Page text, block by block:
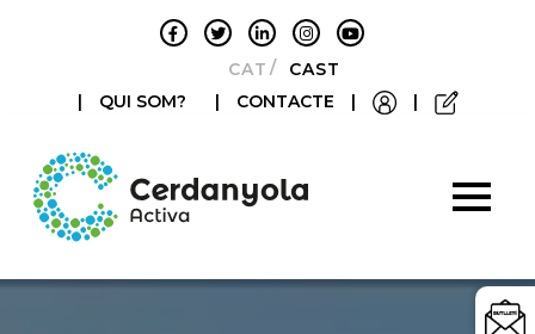
CATALÀCASTELLANO
|
QUI SOM? | CONTACTE | |